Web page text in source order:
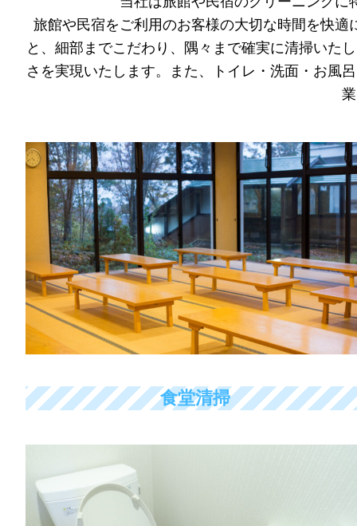
事業内容
よくある質問
採用情報
会社概要
お知らせ
事業内容
旅館や民宿をご利用のお客様の大切な時間を快
と、細部までこだわり、隅々まで確実に清掃いた
さを実現いたします。また、トイレ・洗面・お風
食堂清掃